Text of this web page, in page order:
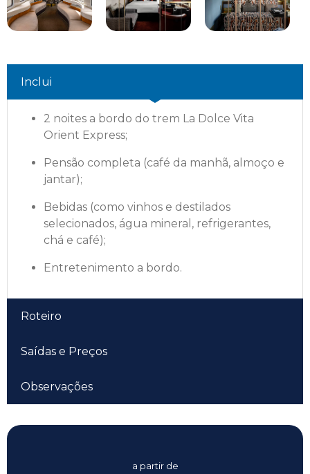
Inclui
2 noites a bordo do trem La Dolce Vita
Orient Express;
Pensão completa (café da manhã, almoço e
jantar);
Bebidas (como vinhos e destilados
selecionados, água mineral, refrigerantes,
chá e café);
Entretenimento a bordo.
Roteiro
Saídas e Preços
Observações
a partir de